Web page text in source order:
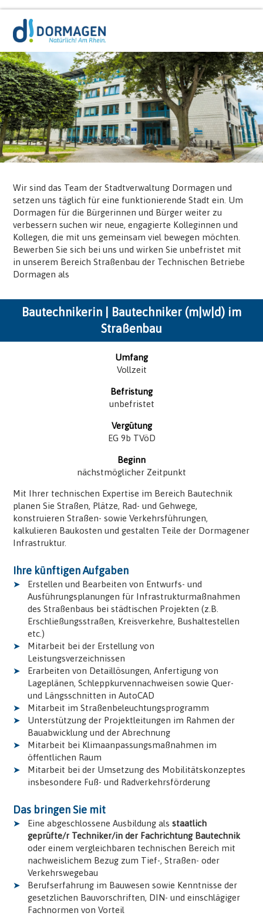
Wir sind das Team der Stadtverwaltung Dormagen und
setzen uns täglich für eine funktionierende Stadt ein. Um
Dormagen für die Bürgerinnen und Bürger weiter zu
verbessern suchen wir neue, engagierte Kolleginnen und
Kollegen, die mit uns gemeinsam viel bewegen möchten.
Bewerben Sie sich bei uns und wirken Sie unbefristet mit
in unserem Bereich Straßenbau der Technischen Betriebe
Dormagen als
Bautechnikerin | Bautechniker (m|w|d) im
Straßenbau
Umfang
Vollzeit
Befristung
unbefristet
Vergütung
EG 9b TVöD
Beginn
nächstmöglicher Zeitpunkt
Mit Ihrer technischen Expertise im Bereich Bautechnik
planen Sie Straßen, Plätze, Rad- und Gehwege,
konstruieren Straßen- sowie Verkehrsführungen,
kalkulieren Baukosten und gestalten Teile der Dormagener
Infrastruktur.
Ihre künftigen Aufgaben
Erstellen und Bearbeiten von Entwurfs- und
Ausführungsplanungen für Infrastrukturmaßnahmen
des Straßenbaus bei städtischen Projekten (z.B.
Erschließungsstraßen, Kreisverkehre, Bushaltestellen
etc.)
Mitarbeit bei der Erstellung von
Leistungsverzeichnissen
Erarbeiten von Detaillösungen, Anfertigung von
Lageplänen, Schleppkurvennachweisen sowie Quer-
und Längsschnitten in AutoCAD
Mitarbeit im Straßenbeleuchtungsprogramm
Unterstützung der Projektleitungen im Rahmen der
Bauabwicklung und der Abrechnung
Mitarbeit bei Klimaanpassungsmaßnahmen im
öffentlichen Raum
Mitarbeit bei der Umsetzung des Mobilitätskonzeptes
insbesondere Fuß- und Radverkehrsförderung
Das bringen Sie mit
Eine abgeschlossene Ausbildung alsstaatlich
geprüfte/r Techniker/in der Fachrichtung Bautechnik
oder einem vergleichbaren technischen Bereich mit
nachweislichem Bezug zum Tief-, Straßen- oder
Verkehrswegebau
Berufserfahrung im Bauwesen sowie Kenntnisse der
gesetzlichen Bauvorschriften, DIN- und einschlägiger
Fachnormen von Vorteil